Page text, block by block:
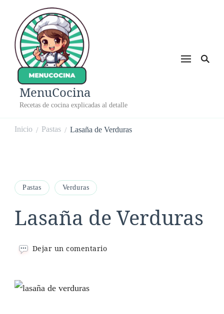
MenuCocina
Recetas de cocina explicadas al detalle
Inicio / Pastas / Lasaña de Verduras
Pastas Verduras
Lasaña de Verduras
Dejar un comentarioen